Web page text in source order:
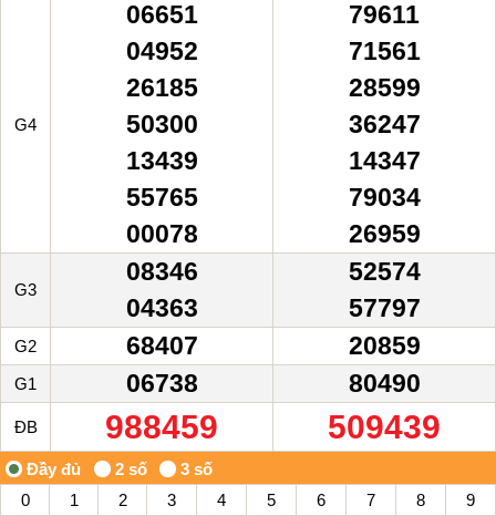
G4
06651
04952
26185
50300
13439
55765
00078
79611
71561
28599
36247
14347
79034
26959
G3
08346
04363
52574
57797
G2 68407 20859
G1 06738 80490
ĐB 988459 509439
0 1 2 3 4 5 6 7 8 9